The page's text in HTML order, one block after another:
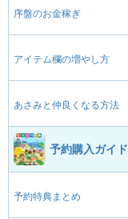
序盤のお金稼ぎ
アイテム欄の増やし方
あさみと仲良くなる方法
予約購入ガイド
予約特典まとめ